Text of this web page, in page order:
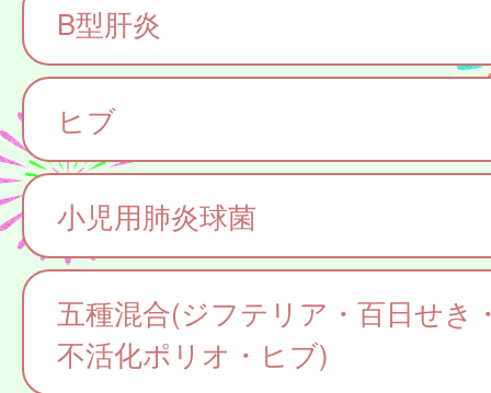
B型肝炎
ヒブ
小児用肺炎球菌
五種混合(ジフテリア・百日せき
不活化ポリオ・ヒブ)